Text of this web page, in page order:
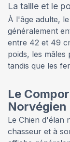
La taille et le
À l'âge adulte,
généralement
entre 42 et 49
poids, les mâles
tandis que les
Le
Norvégien
Le Chien d'élan
chasseur et à